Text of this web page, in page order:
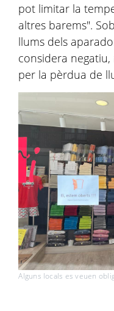
pot limitar la
altres barems".
llums dels
considera
per la pèrdua de
Alguns locals es veuen